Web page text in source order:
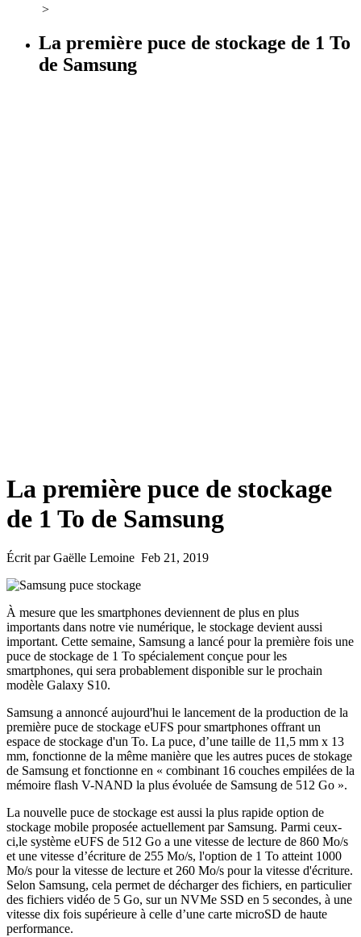
>
La première puce de stockage de 1 To
de Samsung
La première puce de stockage
de 1 To de Samsung
Écrit par Gaëlle Lemoine Feb 21, 2019
À mesure que les smartphones deviennent de plus en plus
importants dans notre vie numérique, le stockage devient aussi
important. Cette semaine, Samsung a lancé pour la première fois une
puce de stockage de 1 To spécialement conçue pour les
smartphones, qui sera probablement disponible sur le prochain
modèle Galaxy S10.
Samsung a annoncé aujourd'hui le lancement de la production de la
première puce de stockage eUFS pour smartphones offrant un
espace de stockage d'un To. La puce, d’une taille de 11,5 mm x 13
mm, fonctionne de la même manière que les autres puces de stokage
de Samsung et fonctionne en « combinant 16 couches empilées de la
mémoire flash V-NAND la plus évoluée de Samsung de 512 Go ».
La nouvelle puce de stockage est aussi la plus rapide option de
stockage mobile proposée actuellement par Samsung. Parmi ceux-
ci,le système eUFS de 512 Go a une vitesse de lecture de 860 Mo/s
et une vitesse d’écriture de 255 Mo/s, l'option de 1 To atteint 1000
Mo/s pour la vitesse de lecture et 260 Mo/s pour la vitesse d'écriture.
Selon Samsung, cela permet de décharger des fichiers, en particulier
des fichiers vidéo de 5 Go, sur un NVMe SSD en 5 secondes, à une
vitesse dix fois supérieure à celle d’une carte microSD de haute
performance.